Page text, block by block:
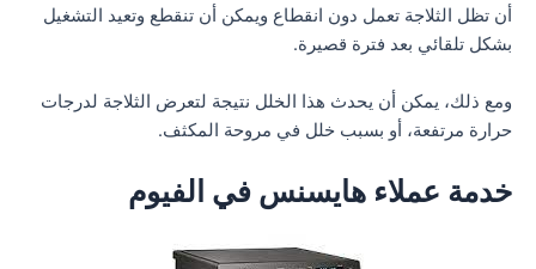
أن تظل الثلاجة تعمل دون انقطاع ويمكن أن تنقطع وتعيد التشغيل
بشكل تلقائي بعد فترة قصيرة.
ومع ذلك، يمكن أن يحدث هذا الخلل نتيجة لتعرض الثلاجة لدرجات
حرارة مرتفعة، أو بسبب خلل في مروحة المكثف.
خدمة عملاء هايسنس في الفيوم